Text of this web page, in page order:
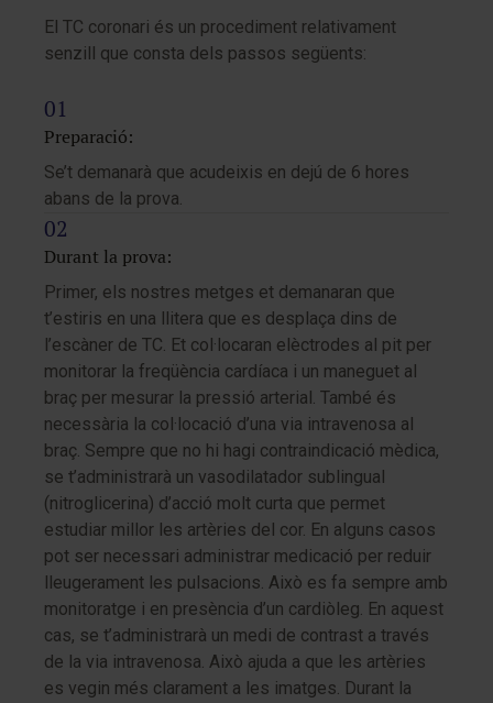
El TC coronari és un procediment relativament
senzill que consta dels passos següents:
Preparació:
Se’t demanarà que acudeixis en dejú de 6 hores
abans de la prova.
Durant la prova:
Primer, els nostres metges et demanaran que
t’estiris en una llitera que es desplaça dins de
l’escàner de TC. Et col·locaran elèctrodes al pit per
monitorar la freqüència cardíaca i un maneguet al
braç per mesurar la pressió arterial. També és
necessària la col·locació d’una via intravenosa al
braç. Sempre que no hi hagi contraindicació mèdica,
se t’administrarà un vasodilatador sublingual
(nitroglicerina) d’acció molt curta que permet
estudiar millor les artèries del cor. En alguns casos
pot ser necessari administrar medicació per reduir
lleugerament les pulsacions. Això es fa sempre amb
monitoratge i en presència d’un cardiòleg. En aquest
cas, se t’administrarà un medi de contrast a través
de la via intravenosa. Això ajuda a que les artèries
es vegin més clarament a les imatges. Durant la